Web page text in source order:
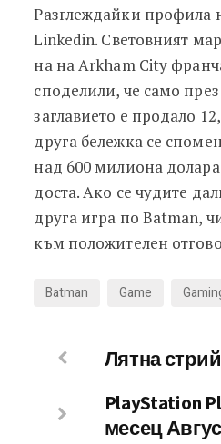
Разглеждайки профила
Linkedin. Световният
на на Arkham City
споделили, че само
заглавието е продало
друга бележка се
над 600 милиона
доста. Ако се чудите
друга игра по Batman,
към положителен
Batman Game
Лятна
PlayStation
месец